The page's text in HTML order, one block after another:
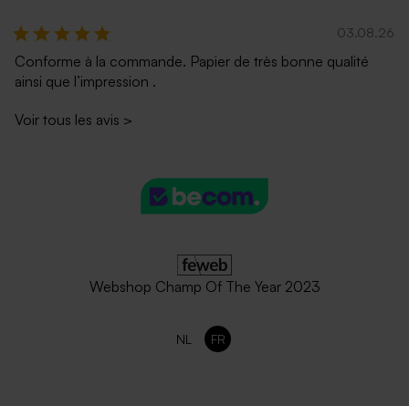
03.08.26
Conforme à la commande. Papier de très bonne qualité
ainsi que l’impression .
Voir tous les avis >
Webshop Champ Of The Year 2023
NL FR